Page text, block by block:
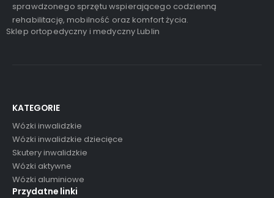
sprawdzonego sprzętu wspierającego codzienną
rehabilitację, mobilność oraz komfort życia.
Sklep ortopedyczny i medyczny Lublin
KATEGORIE
Wózki inwalidzkie
Wózki inwalidzkie dziecięce
Skutery inwalidzkie
Wózki aktywne
Wózki aluminiowe
Przydatne linki